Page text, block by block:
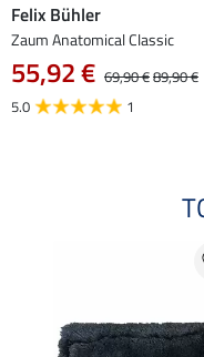
Felix Bühler
Zaum Anatomical Classic
55,92 € 69,90 €89,90 €
5.0
1